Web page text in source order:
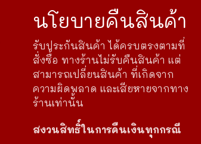
นโยบายคืนสินค้า
รับประกันสินค้า ได้ครบตรงตามที่
สั่งซื้อ ทางร้านไม่รับคืนสินค้า แต่
สามารถเปลี่ยนสินค้า ที่เกิดจาก
ความผิดพลาด และเสียหายจากทาง
ร้านเท่านั้น
สงวนสิทธิ์ในการคืนเงินทุกกรณี